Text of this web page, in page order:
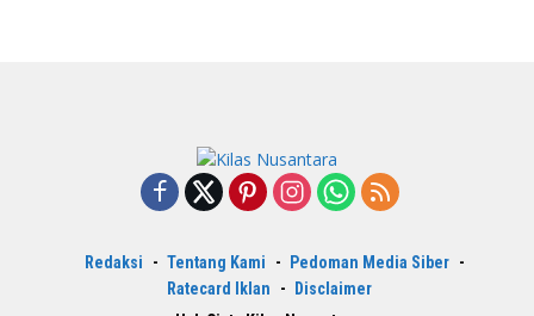
Redaksi Tentang Kami
Pedoman Media Siber
Ratecard Iklan
Disclaimer